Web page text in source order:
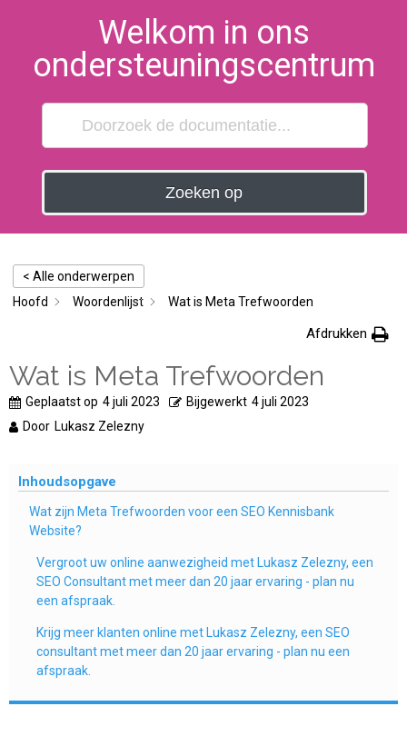
Welkom in ons
ondersteuningscentrum
Zoeken op
< Alle onderwerpen
Hoofd
Woordenlijst Wat is Meta Trefwoorden
Afdrukken
Wat is Meta Trefwoorden
Geplaatst op 4 juli 2023 Bijgewerkt 4 juli 2023
Door Lukasz Zelezny
Inhoudsopgave
Wat zijn Meta Trefwoorden voor een SEO Kennisbank
Website?
Vergroot uw online aanwezigheid met Lukasz Zelezny, een
SEO Consultant met meer dan 20 jaar ervaring - plan nu
een afspraak.
Krijg meer klanten online met Lukasz Zelezny, een SEO
consultant met meer dan 20 jaar ervaring - plan nu een
afspraak.